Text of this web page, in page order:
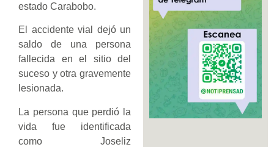
estado Carabobo.
El accidente vial dejó un
saldo de una persona
fallecida en el sitio del
suceso y otra gravemente
lesionada.
La persona que perdió la
vida fue identificada
como Joseliz